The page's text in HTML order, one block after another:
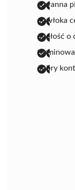
staranna
powłoka
dbałość o
dobry